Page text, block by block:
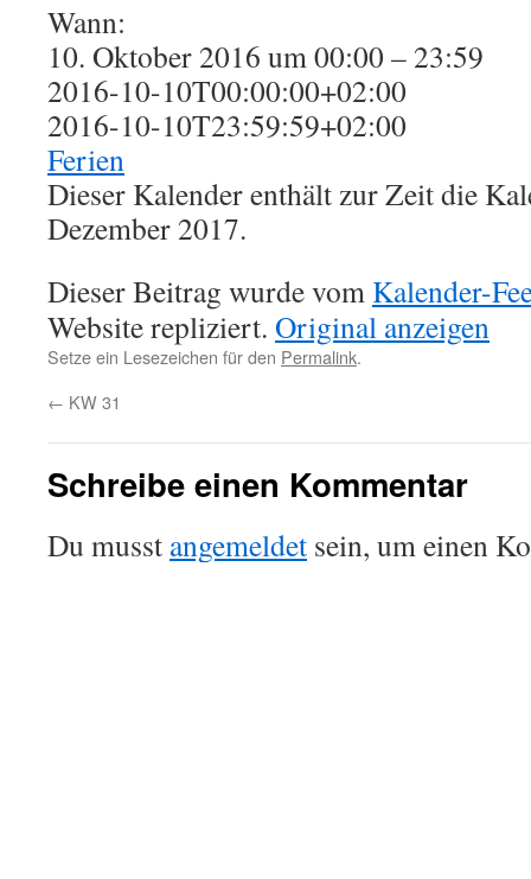
Wann:
10. Oktober 2016 um 00:00 – 23:59
2016-10-10T00:00:00+02:00
2016-10-10T23:59:59+02:00
Ferien
Dieser Kalender enthält zur Zeit die
Dezember 2017.
Dieser Beitrag wurde vom Kalender-
Website repliziert. Original anzeigen
Setze ein Lesezeichen für den Permalink.
← KW 31
Schreibe einen Kommentar
Du musst angemeldet sein, um einen